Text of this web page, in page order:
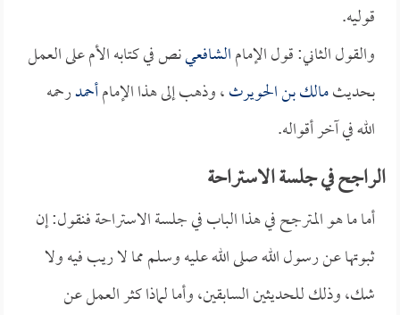
قوليه.
والقول الثاني: قول الإمامالشافعينص في كتابه الأم على العمل
بحديثمالك بن الحويرث، وذهب إلى هذا الإمامأحمدرحمه
الله في آخر أقواله.
الراجح في جلسة الاستراحة
أما ما هو المترجح في هذا الباب في جلسة الاستراحة فنقول: إن
ثبوتها عن رسول الله صلى الله عليه وسلم مما لا ريب فيه ولا
شك، وذلك للحديثين السابقين، وأما لماذا كثر العمل عن